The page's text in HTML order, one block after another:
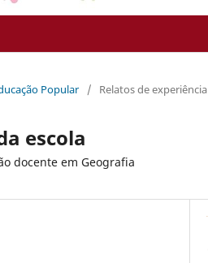
Popular / Relatos de experiência
escola
docente em Geografia